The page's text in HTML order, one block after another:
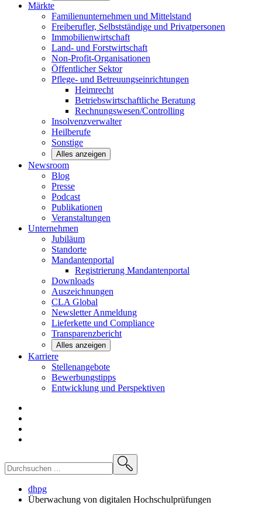
Märkte
Familienunternehmen und Mittelstand
Freiberufler, Selbstständige und Privatpersonen
Immobilienwirtschaft
Land- und Forstwirtschaft
Non-Profit-Organisationen
Öffentlicher Sektor
Pflege- und Betreuungseinrichtungen
Heimrecht
Betriebswirtschaftliche Beratung
Rechnungswesen/Controlling
Insolvenzverwalter
Heilberufe
Sonstige
Alles anzeigen
Newsroom
Blog
Presse
Podcast
Publikationen
Veranstaltungen
Unternehmen
Jubiläum
Standorte
Mandantenportal
Registrierung Mandantenportal
Downloads
Auszeichnungen
CLA Global
NewsletterAnmeldung
Lieferkette und Compliance
Transparenzbericht
Alles anzeigen
Karriere
Stellenangebote
Bewerbungstipps
Entwicklung und Perspektiven
dhpg
Überwachung von digitalen Hochschulprüfungen